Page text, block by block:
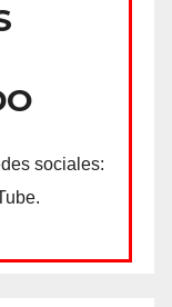
sociales: